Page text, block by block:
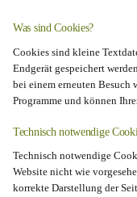
Was sind Cookies?
Cookies sind kleine
Endgerät gespeichert
bei einem erneuten Besuch
Programme und können
Technisch notwendige
Technisch notwendige
Website nicht wie
korrekte Darstellung der